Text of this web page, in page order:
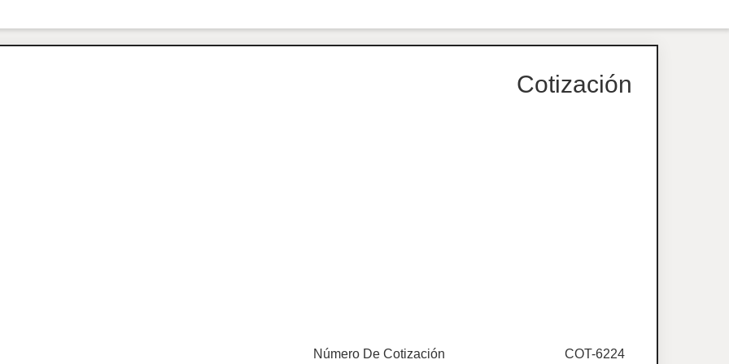
Cotización
Número De Cotización COT-6224